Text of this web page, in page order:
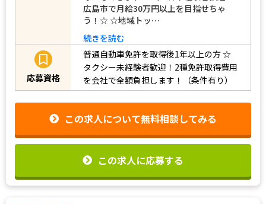
広島市で月給30万円以上を目指せちゃ
う！☆ ☆地域トッ…
続きを読む
応募資格
普通自動車免許を取得後1年以上の方☆
タクシー未経験者歓迎！2種免許取得費用
を会社で全額負担します！（条件有り）
この求人について無料相談してみる
この求人に応募する